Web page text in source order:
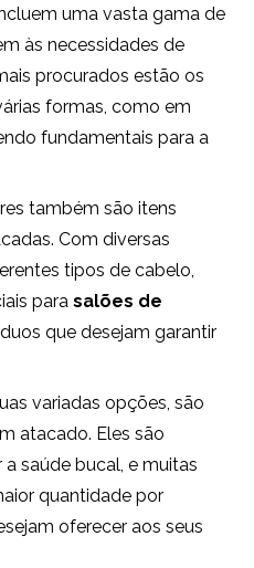
uma vasta gama de
às necessidades de
procurados estão os
formas, como em
fundamentais para a
também são itens
Com diversas
tipos de cabelo,
parasalões de
que desejam garantir
variadas opções, são
atacado. Eles são
saúde bucal, e muitas
quantidade por
oferecer aos seus